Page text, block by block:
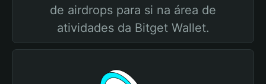
de airdrops para si na área de
atividades da Bitget Wallet.